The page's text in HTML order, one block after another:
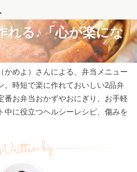
れる♪「心が楽にな
かめよ）さんによる、弁当メニュー
。時短で楽に作れておいしい2品弁
番お弁当おかずやおにぎり、お手軽
中に役立つヘルシーレシピ、傷みを
by